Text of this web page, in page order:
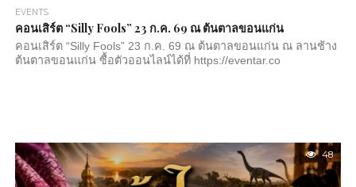
EVENTS
คอนเสิร์ต “Silly Fools” 23 ก.ค. 69 ณ ต้นตาลขอนแก่น
คอนเสิร์ต “Silly Fools” 23 ก.ค. 69 ณ ต้นตาลขอนแก่น ณ ลานช้าง
ต้นตาลขอนแก่น ซื้อตัวออนไลน์ได้ที่ https://eventar.co
48